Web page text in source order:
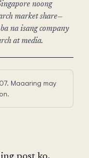
noong
market share—
na isang company
at media.
Maaaring may